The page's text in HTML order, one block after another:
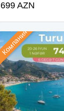
699 AZN
Компания